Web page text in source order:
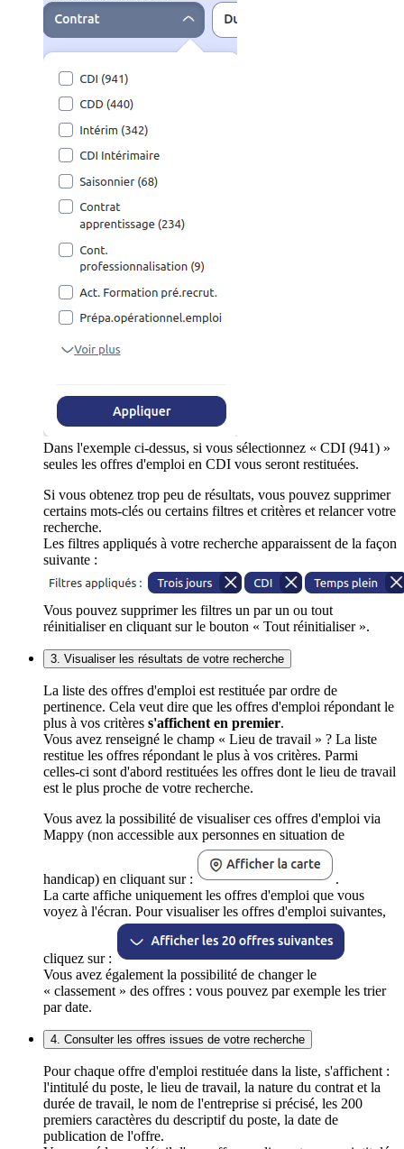
Dans l'exemple ci-dessus, si vous sélectionnez « CDI (941) »
seules les offres d'emploi en CDI vous seront restituées.
Si vous obtenez trop peu de résultats, vous pouvez supprimer
certains mots-clés ou certains filtres et critères et relancer votre
recherche.
Les filtres appliqués à votre recherche apparaissent de la façon
suivante :
Vous pouvez supprimer les filtres un par un ou tout
réinitialiser en cliquant sur le bouton « Tout réinitialiser ».
3. Visualiser les résultats de votre recherche
La liste des offres d'emploi est restituée par ordre de
pertinence. Cela veut dire que les offres d'emploi répondant le
plus à vos critères s'affichent en premier.
Vous avez renseigné le champ « Lieu de travail » ? La liste
restitue les offres répondant le plus à vos critères. Parmi
celles-ci sont d'abord restituées les offres dont le lieu de travail
est le plus proche de votre recherche.
Vous avez la possibilité de visualiser ces offres d'emploi via
Mappy (non accessible aux personnes en situation de
handicap) en cliquant sur :
.
La carte affiche uniquement les offres d'emploi que vous
voyez à l'écran. Pour visualiser les offres d'emploi suivantes,
cliquez sur :
Vous avez également la possibilité de changer le
« classement » des offres : vous pouvez par exemple les trier
par date.
4. Consulter les offres issues de votre recherche
Pour chaque offre d'emploi restituée dans la liste, s'affichent :
l'intitulé du poste, le lieu de travail, la nature du contrat et la
durée de travail, le nom de l'entreprise si précisé, les 200
premiers caractères du descriptif du poste, la date de
publication de l'offre.